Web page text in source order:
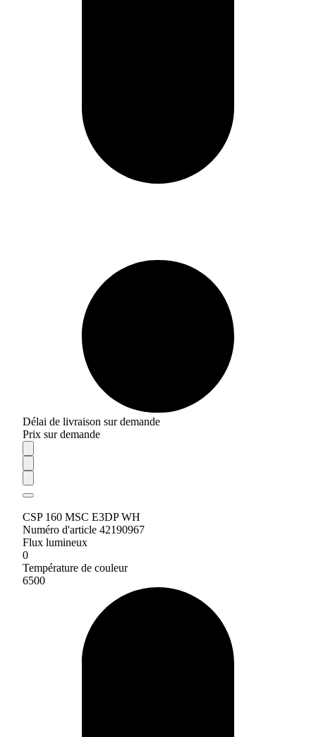
Délai de livraison sur demande
Prix sur demande
CSP 160 MSC E3DP WH
Numéro d'article 42190967
Flux lumineux
0
Température de couleur
6500